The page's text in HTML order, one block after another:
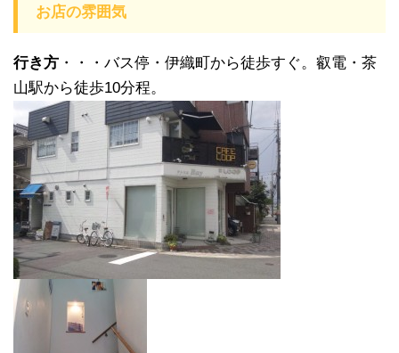
お店の雰囲気
行き方 ・・・バス停・伊織町から徒歩すぐ。叡電・茶
山駅から徒歩10分程。